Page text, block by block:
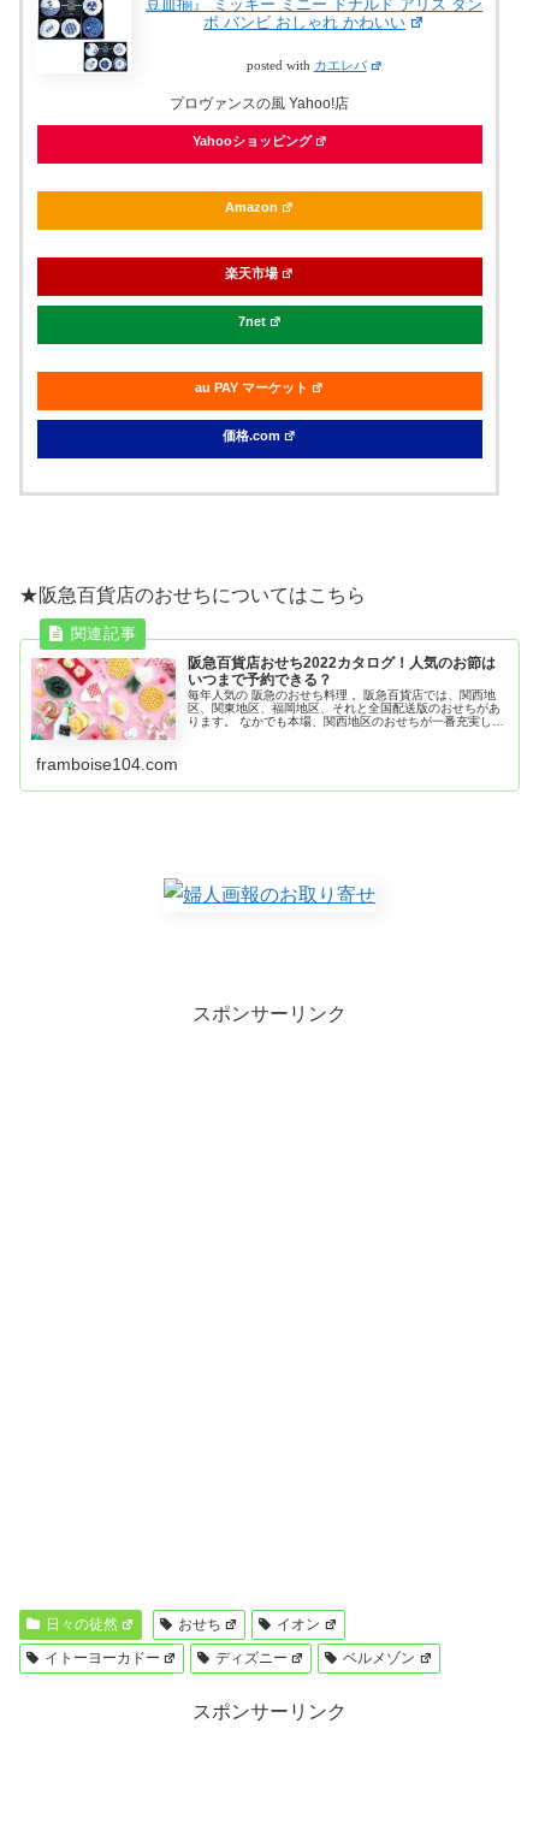
豆皿揃』 ミッキー ミニー ドナルド アリス ダン
ボ バンビ おしゃれ かわいい
posted with カエレバ
プロヴァンスの風 Yahoo!店
Yahooショッピング
Amazon
楽天市場
7net
au PAY マーケット
価格.com
★阪急百貨店のおせちについてはこちら
阪急百貨店おせち2022カタログ！人気のお節は
いつまで予約できる？
毎年人気の 阪急のおせち料理 。阪急百貨店では、関西地
区、関東地区、福岡地区、それと全国配送版のおせちがあ
ります。 なかでも本場、関西地区のおせちが一番充実して
framboise104.com
スポンサーリンク
日々の徒然 おせち
イオン
イトーヨーカドー
ディズニー ベルメゾン
スポンサーリンク